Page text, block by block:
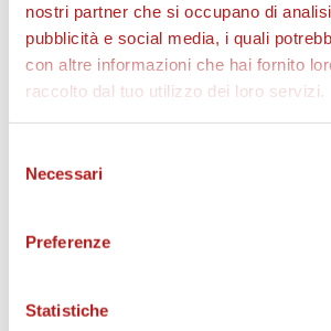
nostri partner che si occupano di
pubblicità e social media, i quali
con altre informazioni che hai fornito
raccolto dal tuo utilizzo dei loro servizi.
delNecessari
Preferenze
Statistiche